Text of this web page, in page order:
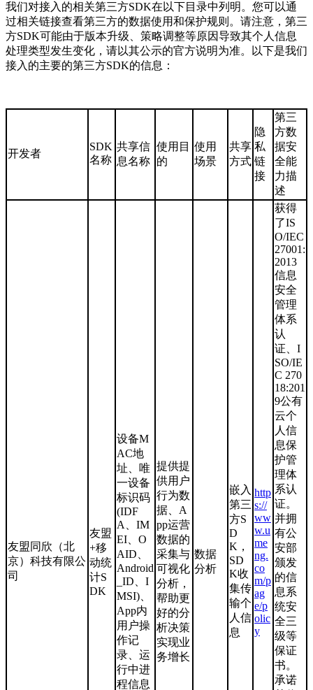
我们对接入的相关第三方SDK在以下目录中列明。您可以通
过相关链接查看第三方的数据使用和保护规则。请注意，第三
方SDK可能由于版本升级、策略调整等原因导致其个人信息
处理类型发生变化，请以其公示的官方说明为准。以下是我们
接入的主要的第三方SDK的信息：
开发者
SDK
名称
共享信
息名称
使用目
的
使用
场景
共享
方式
隐
私
链
接
第三
方数
据安
全能
力描
述
友盟同欣（北
京）科技有限公
司
友盟
+移
动统
计S
DK
设备M
AC地
址、唯
一设备
标识码
(IDF
A、IM
EI、O
AID、
Android
_ID、I
MSI)、
App内
用户操
作记
录、运
行中进
程信息
提供提
供用户
行为数
据、A
pp运营
数据的
采集与
可视化
分析，
帮助更
好的分
析决策
实现业
务增长
数据
分析
嵌入
第三
方S
D
K，
SD
K收
集传
输个
人信
息
http
s://
ww
w.u
me
ng.
co
m/p
ag
e/p
olic
y
获得
了IS
O/IEC
27001:
2013
信息
安全
管理
体系
认
证、I
SO/IE
C 270
18:201
9公有
云个
人信
息保
护管
理体
系认
证。
并拥
有公
安部
颁发
的信
息系
统安
全三
级等
保证
书。
承诺